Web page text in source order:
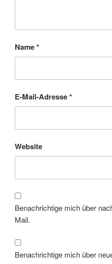
Name*
E-Mail-Adresse*
Website
Benachrichtige mich über
Mail.
Benachrichtige mich über